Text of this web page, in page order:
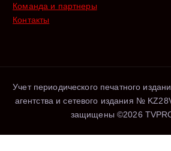
Команда и партнеры
Контакты
Учет периодического печатного
агентства и сетевого издания №
защищены ©2026